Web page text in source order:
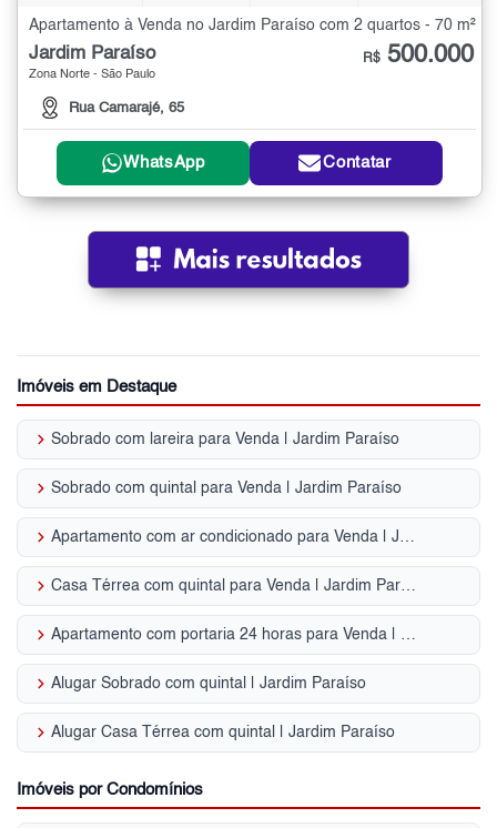
Apartamento à Venda no Jardim Paraíso com 2 quartos - 70 m²
Jardim Paraíso
Zona Norte - São Paulo
Rua Camarajé, 65
R$ 500.000
WhatsApp Contatar
Imóveis em Destaque
keyboard_arrow_right Sobrado com lareira para Venda | Jardim Paraíso
keyboard_arrow_right Sobrado com quintal para Venda | Jardim Paraíso
keyboard_arrow_right Apartamento com ar condicionado para Venda | Jardim Paraíso
keyboard_arrow_right Casa Térrea com quintal para Venda | Jardim Paraíso
keyboard_arrow_right Apartamento com portaria 24 horas para Venda | Jardim Paraíso
keyboard_arrow_right Alugar Sobrado com quintal | Jardim Paraíso
keyboard_arrow_right Alugar Casa Térrea com quintal | Jardim Paraíso
Imóveis por Condomínios